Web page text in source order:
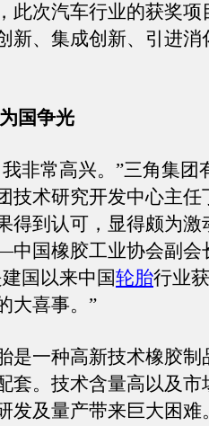
次汽车行业的获奖项
新、集成创新、引进消
国争光
常高兴。”三角集团
技术研究开发中心主任
得到认可，显得颇为激
国橡胶工业协会副会
国以来中国轮胎行业
大喜事。”
一种高新技术橡胶制
套。技术含量高以及市
发及量产带来巨大困难